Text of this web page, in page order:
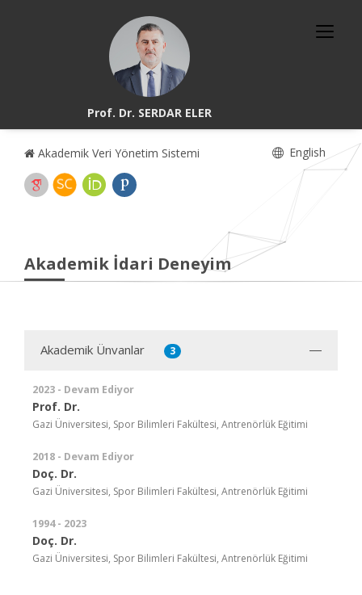
Prof. Dr. SERDAR ELER
Akademik Veri Yönetim Sistemi English
Akademik İdari Deneyim
Akademik Ünvanlar 3
2023 - Devam Ediyor
Prof. Dr.
Gazi Üniversitesi, Spor Bilimleri Fakültesi, Antrenörlük Eğitimi
2018 - Devam Ediyor
Doç. Dr.
Gazi Üniversitesi, Spor Bilimleri Fakültesi, Antrenörlük Eğitimi
1994 - 2023
Doç. Dr.
Gazi Üniversitesi, Spor Bilimleri Fakültesi, Antrenörlük Eğitimi